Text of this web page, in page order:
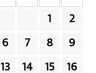
1 2
6 7 8 9
13 14 15 16